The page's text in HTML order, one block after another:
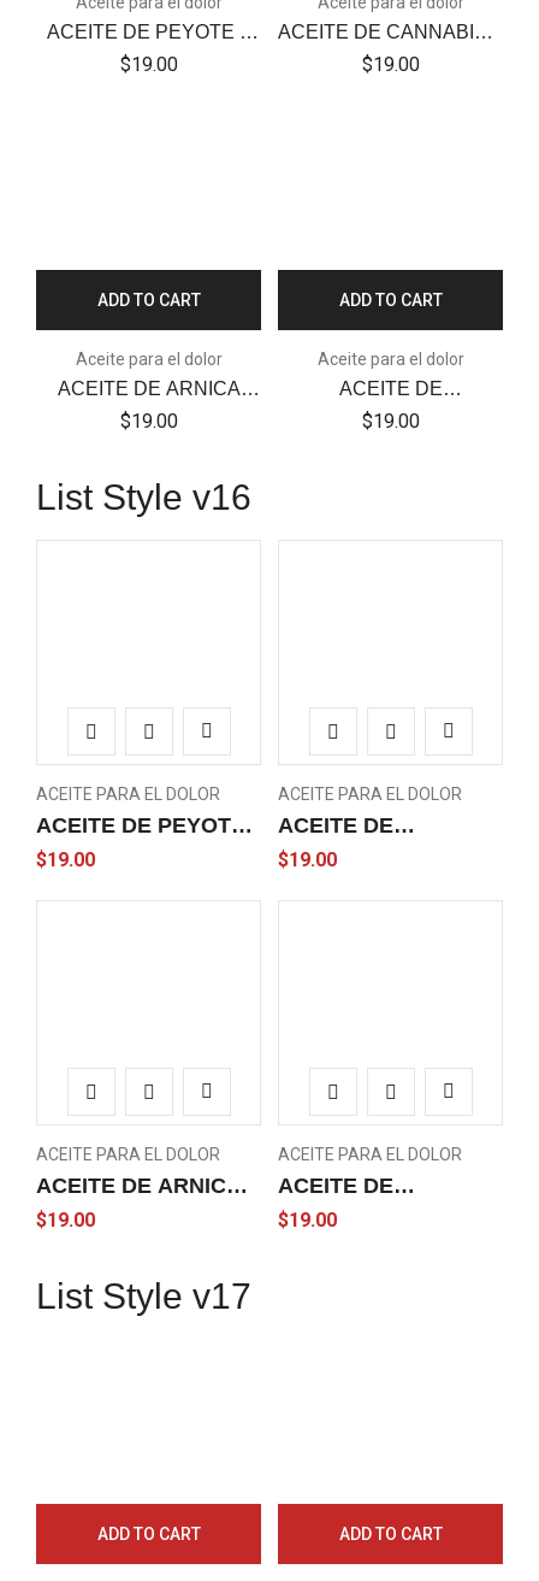
ACEITE DE PEYOTE –
OÍL.
$19.00
ACEITE DE CANNABIS –
OIL
$19.00
ADD TO CART
Aceite para el dolor
ACEITE DE ARNICA
CON DICLOFENACO Y
$19.00
ADD TO CART
Aceite para el dolor
ACEITE DE
MARIGUANOL – OIL
$19.00
List Style v16
ACEITE PARA EL DOLOR
ACEITE DE PEYOTE
– OÍL.
$19.00
ACEITE PARA EL DOLOR
ACEITE DE
CANNABIS – OIL
$19.00
ACEITE PARA EL DOLOR
ACEITE DE ARNICA
CON DICLOFENACO
$19.00
ACEITE PARA EL DOLOR
ACEITE DE
MARIGUANOL – OIL
$19.00
List Style v17
ADD TO CART ADD TO CART